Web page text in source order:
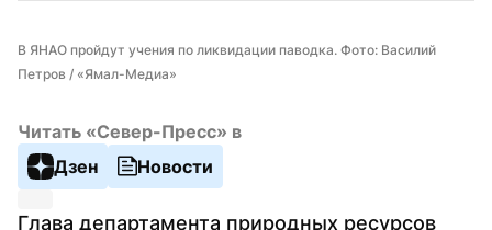
В ЯНАО пройдут учения по ликвидации паводка. Фото: Василий
Петров / «Ямал-Медиа»
Читать «Север-Пресс» в
Дзен
Новости
Глава департамента природных ресурсов